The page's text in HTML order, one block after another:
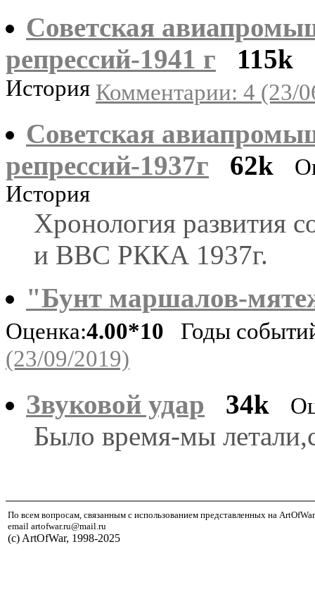
Советская
репрессий-1941 г
115k
История Комментарии: 4 (23/
Советская
репрессий-1937г
62k
История
Хронология развития
и ВВС РККА 1937г.
"Бунт маршалов-
Оценка:4.00*10 Годы
(23/09/2019)
Звуковой удар
34k
Было время-мы
По всем вопросам, связанным с использованием представленных на
email artofwar.ru@mail.ru
(с) ArtOfWar, 1998-2025